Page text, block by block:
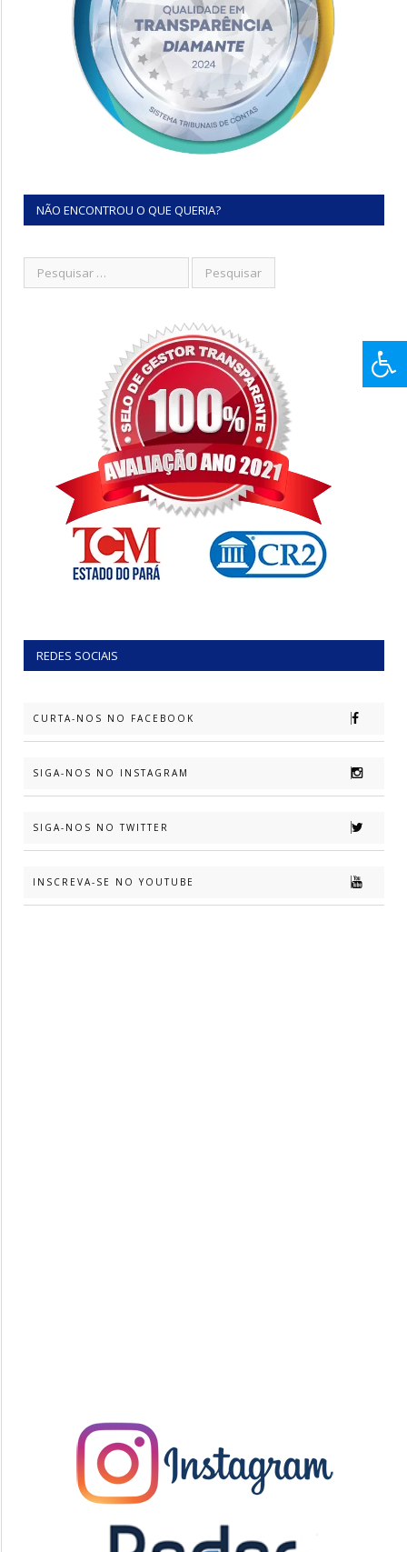
NÃO ENCONTROU O QUE QUERIA?
REDES SOCIAIS
CURTA-NOS NO FACEBOOK
SIGA-NOS NO INSTAGRAM
SIGA-NOS NO TWITTER
INSCREVA-SE NO YOUTUBE